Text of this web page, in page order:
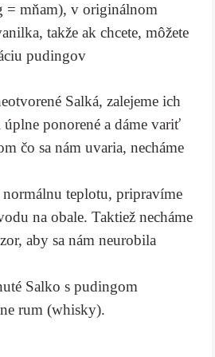
mňam), v originálnom
takže ak chcete, môžete
pudingov
Salká, zalejeme ich
ponorené a dáme variť
čo sa nám uvaria, necháme
teplotu, pripravíme
na obale. Taktiež necháme
aby sa nám neurobila
Salko s pudingom
rum (whisky).